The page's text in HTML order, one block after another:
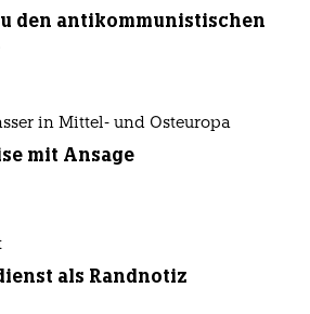
den antikommunistischen
in Mittel- und Osteuropa
mit Ansage
als Randnotiz